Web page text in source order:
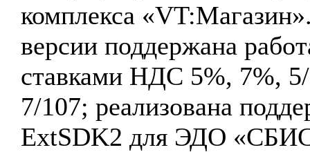
комплекса
версии поддержана
ставками НДС 5%, 7%,
7/107; реализована
ExtSDK2 для ЭДО